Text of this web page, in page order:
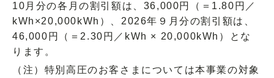
10月分の各月の割引額は、36,000円（＝1.80円／
kWh×20,000kWh）、2026年９月分の割引額は、
46,000円（＝2.30円／kWh × 20,000kWh）とな
ります。
（注）特別高圧のお客さまについては本事業の対象